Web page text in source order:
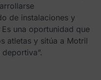
de instalaciones y
una oportunidad que
atletas y sitúa a Motril